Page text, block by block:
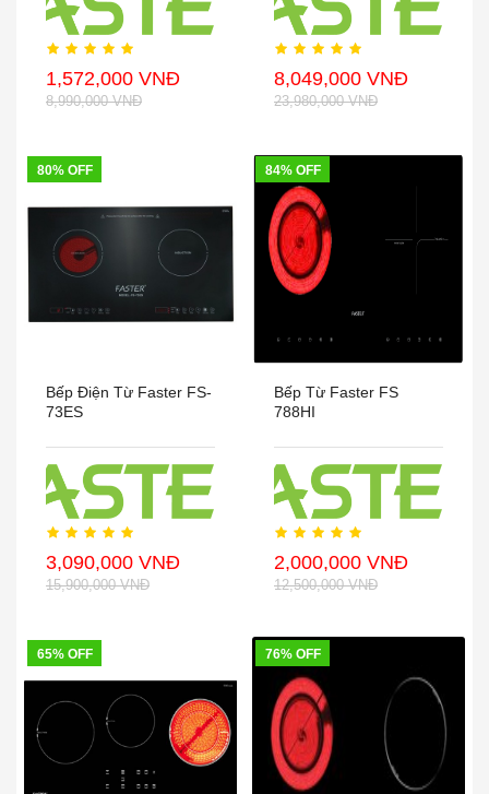
1,572,000 VNĐ
8,990,000 VNĐ
8,049,000 VNĐ
23,980,000 VNĐ
80% OFF
Bếp Điện Từ Faster FS-
73ES
3,090,000 VNĐ
15,900,000 VNĐ
84% OFF
Bếp Từ Faster FS
788HI
2,000,000 VNĐ
12,500,000 VNĐ
65% OFF 76% OFF